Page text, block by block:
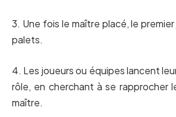
3. Une fois le maître placé, le
palets.
4. Les joueurs ou équipes lancent
rôle, en cherchant à se rapprocher
maître.